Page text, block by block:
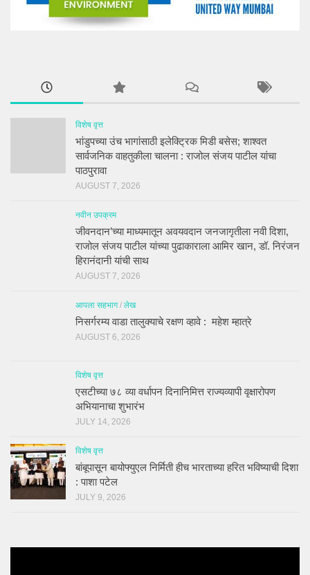
विशेष वृत्त
भांडुपच्या उंच भागांसाठी इलेक्ट्रिक मिडी बसेस; शाश्वत
सार्वजनिक वाहतुकीला चालना : राजोल संजय पाटील यांचा
पाठपुरावा
AUGUST 7, 2026
नवीन उपक्रम
जीवनदान’च्या माध्यमातून अवयवदान जनजागृतीला नवी दिशा,
राजोल संजय पाटील यांच्या पुढाकाराला आमिर खान, डॉ. निरंजन
हिरानंदानी यांची साथ
AUGUST 7, 2026
आपला सहभाग/ लेख
निसर्गरम्य वाडा तालुक्याचे रक्षण व्हावे : महेश म्हात्रे
AUGUST 6, 2026
विशेष वृत्त
एसटीच्या ७८ व्या वर्धापन दिनानिमित्त राज्यव्यापी वृक्षारोपण
अभियानाचा शुभारंभ
JULY 14, 2026
विशेष वृत्त
बांबूपासून बायोफ्युएल निर्मिती हीच भारताच्या हरित भविष्याची दिशा
: पाशा पटेल
JULY 9, 2026